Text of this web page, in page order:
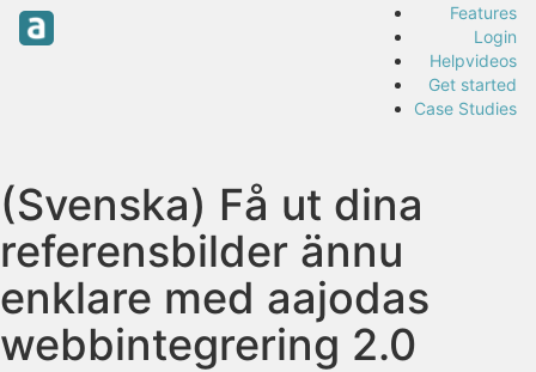
Features
Login
Helpvideos
Get started
Case Studies
(Svenska) Få ut dina
referensbilder ännu
enklare med aajodas
webbintegrering 2.0